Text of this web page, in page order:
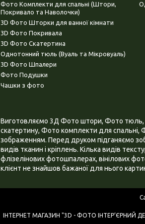
Фото Комплекти для спальні (Штори,
Покривало та Наволочки)
3D Фото Шторки для ванної кімнати
3D Фото Покривала
3D Фото Скатертина
Однотонний тюль (Вуаль та Мікровуаль)
3D Фото Шпалери
Фото Подушки
Чашки з фото
Виготовляємо 3Д Фото штори, Фото тюль,
скатертину, Фото комплекти для спальні,
зображенням. Перед друком підганяємо
видів тканин і кріплень. Кілька видів
флізелінових фотошпалерах, вінілових
клієнт не знайшов бажаної для нього